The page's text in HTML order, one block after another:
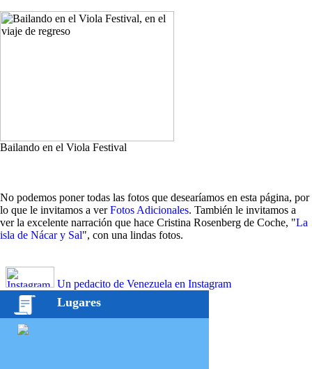
Bailando en el Viola Festival
No podemos poner todas las fotos que desearíamos en esta página, por
lo que le invitamos a verFotos Adicionales. También le invitamos a
ver la excelente narración que hace Cristina Rosenberg de Coche, "La
isla de Nácar y Sal", con una lindas fotos.
Un pedacito de Venezuela en Instagram
Lugares